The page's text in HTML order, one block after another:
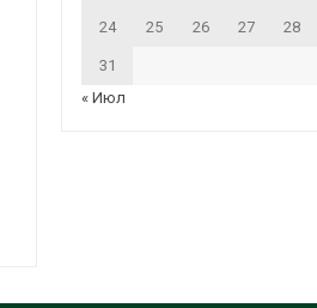
24 25 26 27 28
31
« Июл